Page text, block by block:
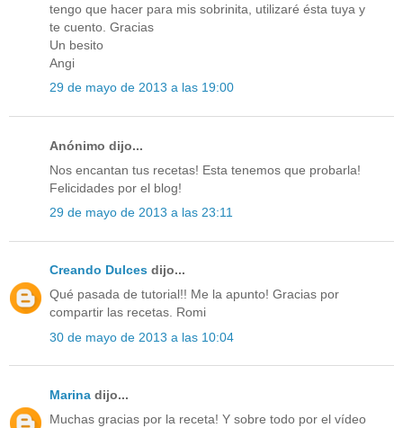
tengo que hacer para mis sobrinita, utilizaré ésta tuya y
te cuento. Gracias
Un besito
Angi
29 de mayo de 2013 a las 19:00
Anónimo dijo...
Nos encantan tus recetas! Esta tenemos que probarla!
Felicidades por el blog!
29 de mayo de 2013 a las 23:11
Creando Dulces dijo...
Qué pasada de tutorial!! Me la apunto! Gracias por
compartir las recetas. Romi
30 de mayo de 2013 a las 10:04
Marina dijo...
Muchas gracias por la receta! Y sobre todo por el vídeo